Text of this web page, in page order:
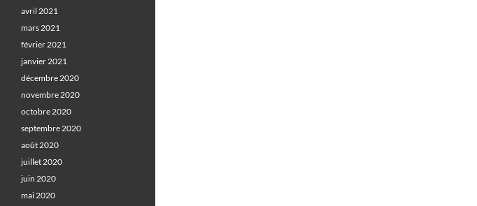
avril 2021
mars 2021
février 2021
janvier 2021
décembre 2020
novembre 2020
octobre 2020
septembre 2020
août 2020
juillet 2020
juin 2020
mai 2020